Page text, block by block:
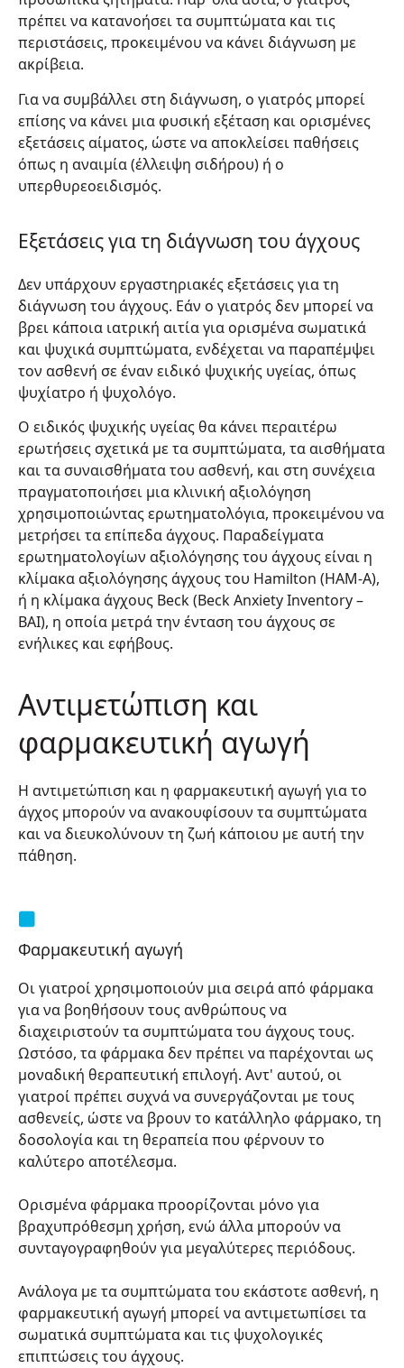
πρέπει να κατανοήσει τα συμπτώματα και τις
περιστάσεις, προκειμένου να κάνει διάγνωση με
ακρίβεια.
Για να συμβάλλει στη διάγνωση, ο γιατρός μπορεί
επίσης να κάνει μια φυσική εξέταση και ορισμένες
εξετάσεις αίματος, ώστε να αποκλείσει παθήσεις
όπως η αναιμία (έλλειψη σιδήρου) ή ο
υπερθυρεοειδισμός.
Εξετάσεις για τη διάγνωση του άγχους
Δεν υπάρχουν εργαστηριακές εξετάσεις για τη
διάγνωση του άγχους. Εάν ο γιατρός δεν μπορεί να
βρει κάποια ιατρική αιτία για ορισμένα σωματικά
και ψυχικά συμπτώματα, ενδέχεται να παραπέμψει
τον ασθενή σε έναν ειδικό ψυχικής υγείας, όπως
ψυχίατρο ή ψυχολόγο.
Ο ειδικός ψυχικής υγείας θα κάνει περαιτέρω
ερωτήσεις σχετικά με τα συμπτώματα, τα αισθήματα
και τα συναισθήματα του ασθενή, και στη συνέχεια
πραγματοποιήσει μια κλινική αξιολόγηση
χρησιμοποιώντας ερωτηματολόγια, προκειμένου να
μετρήσει τα επίπεδα άγχους. Παραδείγματα
ερωτηματολογίων αξιολόγησης του άγχους είναι η
κλίμακα αξιολόγησης άγχους του Hamilton (HAM-A),
ή η κλίμακα άγχους Beck (Beck Anxiety Inventory –
BAI), η οποία μετρά την ένταση του άγχους σε
ενήλικες και εφήβους.
Αντιμετώπιση και
φαρμακευτική αγωγή
Η αντιμετώπιση και η φαρμακευτική αγωγή για το
άγχος μπορούν να ανακουφίσουν τα συμπτώματα
και να διευκολύνουν τη ζωή κάποιου με αυτή την
πάθηση.
Φαρμακευτική αγωγή
Οι γιατροί χρησιμοποιούν μια σειρά από φάρμακα
για να βοηθήσουν τους ανθρώπους να
διαχειριστούν τα συμπτώματα του άγχους τους.
Ωστόσο, τα φάρμακα δεν πρέπει να παρέχονται ως
μοναδική θεραπευτική επιλογή. Αντ' αυτού, οι
γιατροί πρέπει συχνά να συνεργάζονται με τους
ασθενείς, ώστε να βρουν το κατάλληλο φάρμακο, τη
δοσολογία και τη θεραπεία που φέρνουν το
καλύτερο αποτέλεσμα.
Ορισμένα φάρμακα προορίζονται μόνο για
βραχυπρόθεσμη χρήση, ενώ άλλα μπορούν να
συνταγογραφηθούν για μεγαλύτερες περιόδους.
Ανάλογα με τα συμπτώματα του εκάστοτε ασθενή, η
φαρμακευτική αγωγή μπορεί να αντιμετωπίσει τα
σωματικά συμπτώματα και τις ψυχολογικές
επιπτώσεις του άγχους.